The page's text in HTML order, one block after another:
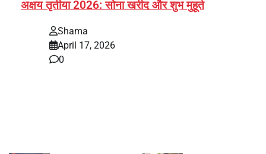
अक्षय तृतीया 2026: सोना खरीद और शुभ मुहूर्त
Shama
April 17, 2026
0